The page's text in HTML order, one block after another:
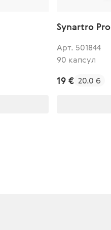
Synartro Pro
Арт. 501844
90 капсул
19 € 20.0 б